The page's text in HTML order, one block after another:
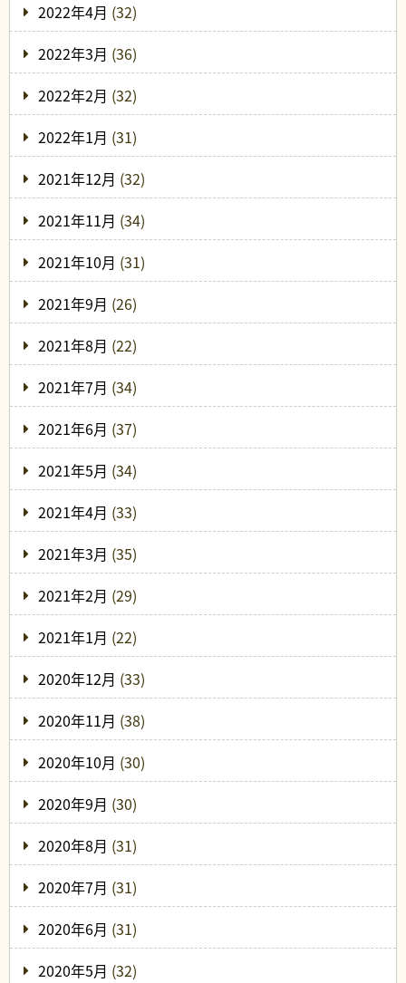
2022年4月 (32)
2022年3月 (36)
2022年2月 (32)
2022年1月 (31)
2021年12月 (32)
2021年11月 (34)
2021年10月 (31)
2021年9月 (26)
2021年8月 (22)
2021年7月 (34)
2021年6月 (37)
2021年5月 (34)
2021年4月 (33)
2021年3月 (35)
2021年2月 (29)
2021年1月 (22)
2020年12月 (33)
2020年11月 (38)
2020年10月 (30)
2020年9月 (30)
2020年8月 (31)
2020年7月 (31)
2020年6月 (31)
2020年5月 (32)